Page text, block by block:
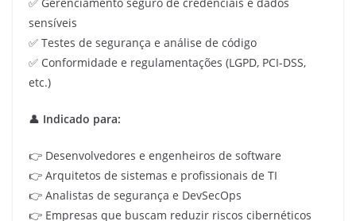
sensíveis
✅ Testes de segurança e análise de código
✅ Conformidade e regulamentações (LGPD, PCI-DSS,
etc.)
👤 Indicado para:
👉 Desenvolvedores e engenheiros de software
👉 Arquitetos de sistemas e profissionais de TI
👉 Analistas de segurança e DevSecOps
👉 Empresas que buscam reduzir riscos cibernéticos